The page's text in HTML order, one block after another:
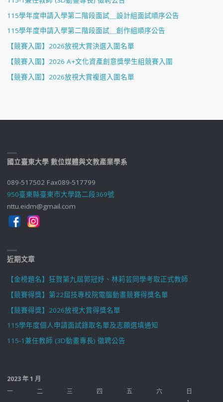
115學年度申請入學第二階段面試＿設計組面試順序公告
115學年度申請入學第二階段面試＿創作組順序公告
【競賽入圍】2026放視大賞決選入圍名單
【競賽入圍】2026 A+文化資產創意獎學生組競賽入圍
【競賽入圍】2026放視大賞複選入圍名單
國立臺東大學 數位媒體與文教產業學系
089-517502 Fax089-517799
950臺東縣臺東市大學路二段369號
nttu.eidm@gmail.com
近期文章
【金榜題名】狂賀第九屆郭冠妤、林莉芸同學考取正式教師
【競賽得獎】第22屆技專校院電腦動畫競賽得獎名單
【競賽得獎】2026放視大賞得獎名單
115學年度個人申請面試錄取名單及志願選填通知
115-1兼任教師 (3D動畫專長) 徵聘公告
2023 年 1 月
一
二 三 四 五 六
日